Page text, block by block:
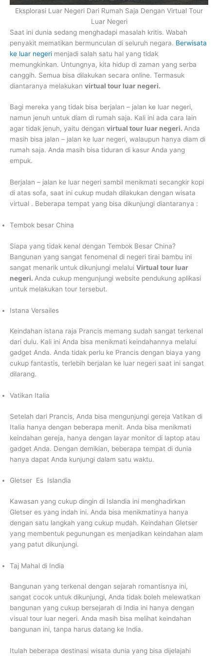
Eksplorasi Luar Negeri Dari Rumah Saja Dengan Virtual Tour
Luar Negeri
Saat ini dunia sedang menghadapi masalah kritis. Wabah
penyakit mematikan bermunculan di seluruh negara. Berwisata
ke luar negeri menjadi salah satu hal yang tidak
memungkinkan. Untungnya, kita hidup di zaman yang serba
canggih. Semua bisa dilakukan secara online. Termasuk
diantaranya melakukan virtual tour luar negeri.
Bagi mereka yang tidak bisa berjalan – jalan ke luar negeri,
namun jenuh untuk diam di rumah saja. Kali ini ada cara lain
agar tidak jenuh, yaitu dengan virtual tour luar negeri. Anda
masih bisa jalan – jalan ke luar negeri, walaupun hanya diam di
rumah saja. Anda masih bisa tiduran di kasur Anda yang
empuk.
Berjalan – jalan ke luar negeri sambil menikmati secangkir kopi
di atas sofa, saat ini cukup mudah dilakukan dengan wisata
virtual . Beberapa tempat yang bisa dikunjungi diantaranya :
Tembok besar China
Siapa yang tidak kenal dengan Tembok Besar China?
Bangunan yang sangat fenomenal di negeri tirai bambu ini
sangat menarik untuk dikunjungi melalui Virtual tour luar
negeri. Anda cukup mengunjungi website pendukung aplikasi
untuk melakukan tour tersebut.
Istana Versailes
Keindahan istana raja Prancis memang sudah sangat terkenal
dari dulu. Kali ini Anda bisa menikmati keindahannya melalui
gadget Anda. Anda tidak perlu ke Prancis dengan biaya yang
cukup fantastis, terlebih berjalan ke luar negeri saat ini sangat
dilarang.
Vatikan Italia
Setelah dari Prancis, Anda bisa mengunjungi gereja Vatikan di
Italia hanya dengan beberapa menit. Anda bisa menikmati
keindahan gereja, hanya dengan layar monitor di laptop atau
gadget Anda. Dengan demikian, beberapa tempat di dunia
hanya dapat Anda kunjungi dalam satu waktu.
Gletser Es Islandia
Kawasan yang cukup dingin di Islandia ini menghadirkan
Gletser es yang indah ini. Anda bisa menikmatinya hanya
dengan satu langkah yang cukup mudah. Keindahan Gletser
yang membentuk pegunungan es menjadikan keindahan alam
yang patut dikunjungi.
Taj Mahal di India
Bangunan yang terkenal dengan sejarah romantisnya ini,
sangat cocok untuk dikunjungi, Anda tidak boleh melewatkan
bangunan yang cukup bersejarah di India ini hanya dengan
visual tour luar negeri. Anda masih bisa melihat keindahan
bangunan ini, tanpa harus datang ke India.
Itulah beberapa destinasi wisata dunia yang bisa dijelajahi
Tour Raja Ampat
Mancanegara